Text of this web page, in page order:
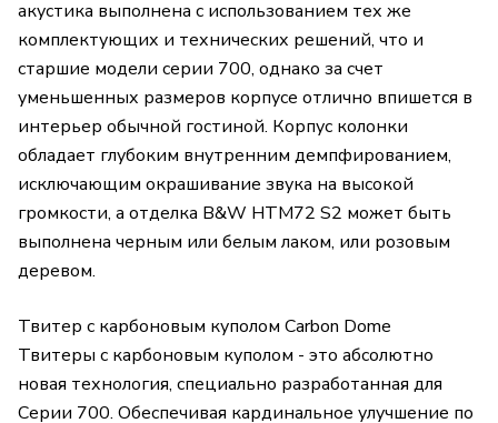
акустика выполнена с использованием тех же
комплектующих и технических решений, что и
старшие модели серии 700, однако за счет
уменьшенных размеров корпусе отлично впишется в
интерьер обычной гостиной. Корпус колонки
обладает глубоким внутренним демпфированием,
исключающим окрашивание звука на высокой
громкости, а отделка B&W HTM72 S2 может быть
выполнена черным или белым лаком, или розовым
деревом.
Твитер с карбоновым куполом Carbon Dome
Твитеры с карбоновым куполом - это абсолютно
новая технология, специально разработанная для
Серии 700. Обеспечивая кардинальное улучшение по